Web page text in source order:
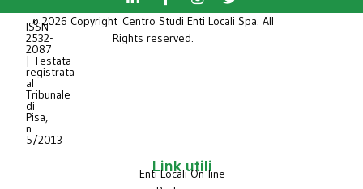
ISSN
2532-
2087
| Testata
registrata
al
Tribunale
di
Pisa,
n.
5/2013
© 2026 Copyright Centro Studi Enti Locali Spa. All
Rights reserved.
Link utili
Enti Locali On-line